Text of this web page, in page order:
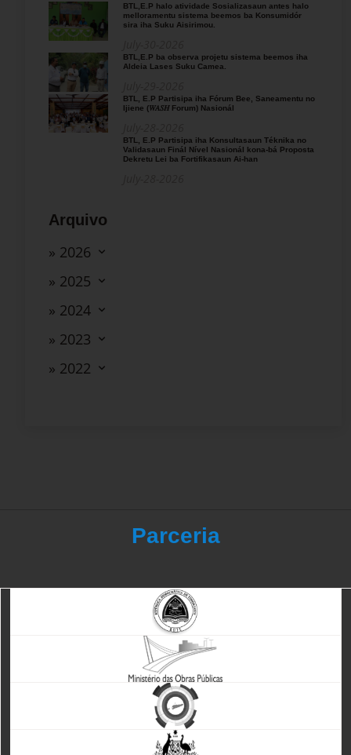
BTL,E.P halo atividade Sosializasaun antes halo
melloramentu sistema beemos ba Konsumidór
sira iha Suku Aisirimou.
BTL,E.P ba observa projetu sistema beemos iha
Aldeia Lases Suku Camea.
BTL, E.P Partisipa iha Fórum Bee, Saneamentu no
Ijiene (𝑊𝐴𝑆𝐻 Forum) Nasionál
BTL, E.P Partisipa iha Konsultasaun Téknika no
Validasaun Finál Nível Nasionál kona-bá Proposta
Dekretu Lei ba Fortifikasaun Ai-han
Arquivo
» 2026
» 2025
» 2024
» 2023
» 2022
Parceria